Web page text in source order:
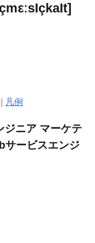
IçkaIt]
| 凡例
ジニア マーケテ
サービスエンジ